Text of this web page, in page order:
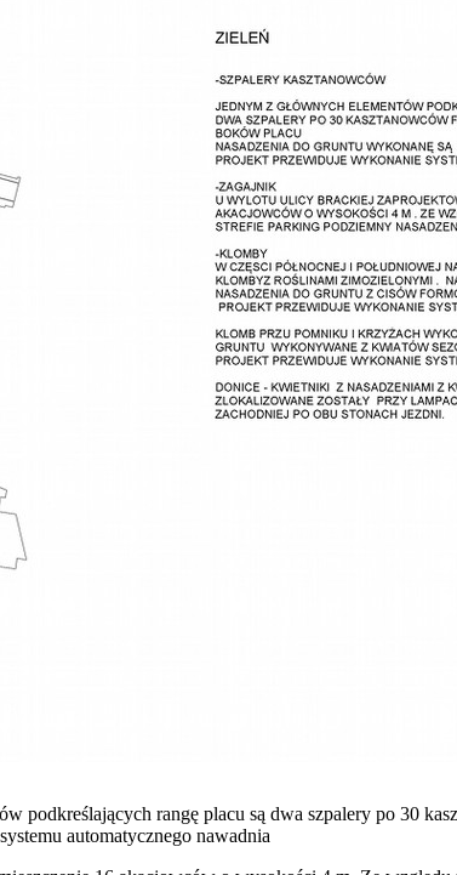
podkreślających rangę placu są dwa szpalery po 30
automatycznego nawadnia